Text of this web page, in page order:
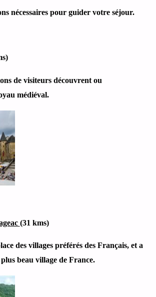
nécessaires pour guider votre séjour.
de visiteurs découvrent ou
médiéval.
(31 kms)
des villages préférés des Français, et a
beau village de France.